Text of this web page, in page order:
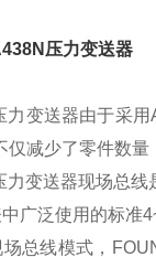
压力变送器
力变送器由于采
仅减少了零件数量
力变送器现场总
广泛使用的标准
总线模式，